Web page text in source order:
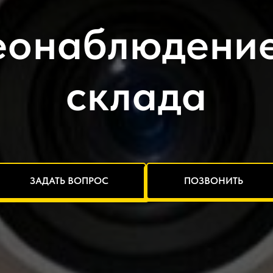
склада
ЗАДАТЬ ВОПРОС ПОЗВОНИТЬ